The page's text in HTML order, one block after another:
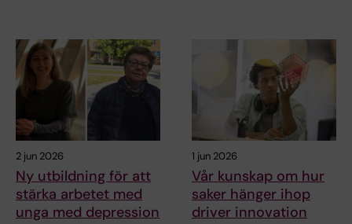
2 jun 2026
Ny utbildning för att
stärka arbetet med
unga med depression
1 jun 2026
Vår kunskap om hur
saker hänger ihop
driver innovation